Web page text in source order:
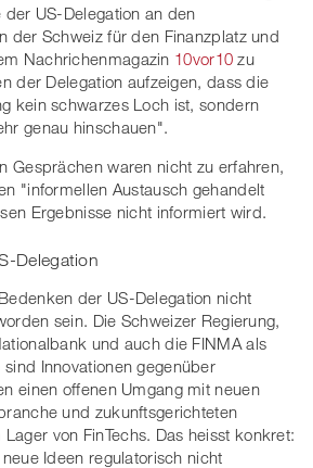
US-Delegation an den
der Schweiz für den Finanzplatz und
Nachrichenmagazin 10vor10 zu
der Delegation aufzeigen, dass die
kein schwarzes Loch ist, sondern
genau hinschauen".
Gesprächen waren nicht zu erfahren,
"informellen Austausch gehandelt
Ergebnisse nicht informiert wird.
Delegation
der US-Delegation nicht
sein. Die Schweizer Regierung,
und auch die FINMA als
Innovationen gegenüber
einen offenen Umgang mit neuen
und zukunftsgerichteten
von FinTechs. Das heisst konkret:
Ideen regulatorisch nicht